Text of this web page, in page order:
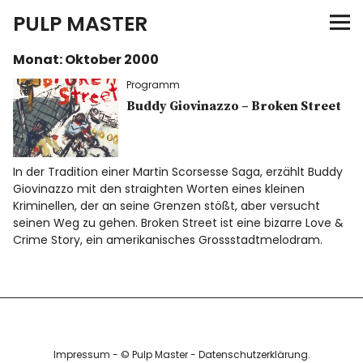
PULP MASTER
Programm
Verlag
Merch
News
Monat:Oktober 2000
Programm
Buddy Giovinazzo – Broken Street
In der Tradition einer Martin Scorsesse Saga, erzählt Buddy
Giovinazzo mit den straighten Worten eines kleinen
Kriminellen, der an seine Grenzen stößt, aber versucht
seinen Weg zu gehen. Broken Street ist eine bizarre Love &
Crime Story, ein amerikanisches Grossstadtmelodram.
Impressum - © Pulp Master - Datenschutzerklärung